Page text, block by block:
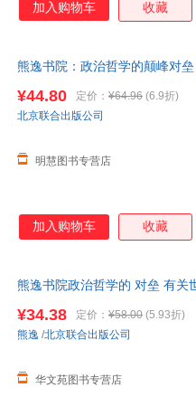
加入购物车 收藏
熊逸书院：政治哲学的颠峰对
¥44.80 定价： ¥64.96 (6.9折)
明慧图书专营店
北京联合出版公司
加入购物车 收藏
熊逸书院政治哲学的 对垒 有关
¥34.38 定价： ¥58.00 (5.93折)
华文苑图书专营店
熊逸 /北京联合出版公司